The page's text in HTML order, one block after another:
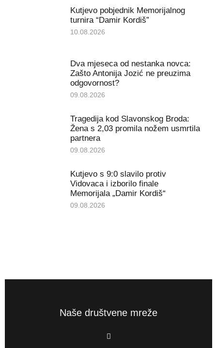
Kutjevo pobjednik Memorijalnog
turnira “Damir Kordiš”
10.08.2026
Dva mjeseca od nestanka novca:
Zašto Antonija Jozić ne preuzima
odgovornost?
09.08.2026
Tragedija kod Slavonskog Broda:
Žena s 2,03 promila nožem usmrtila
partnera
09.08.2026
Kutjevo s 9:0 slavilo protiv
Vidovaca i izborilo finale
Memorijala „Damir Kordiš“
09.08.2026
Naše društvene mreže
F
a